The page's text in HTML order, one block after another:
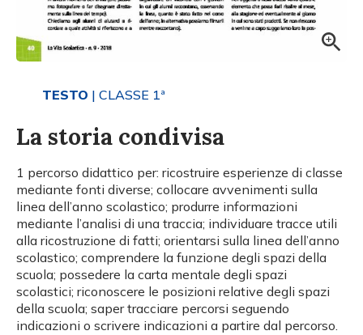
TESTO | CLASSE 1ª
La storia condivisa
1 percorso didattico per: ricostruire esperienze di classe
mediante fonti diverse; collocare avvenimenti sulla
linea dell’anno scolastico; produrre informazioni
mediante l’analisi di una traccia; individuare tracce utili
alla ricostruzione di fatti; orientarsi sulla linea dell’anno
scolastico; comprendere la funzione degli spazi della
scuola; possedere la carta mentale degli spazi
scolastici; riconoscere le posizioni relative degli spazi
della scuola; saper tracciare percorsi seguendo
indicazioni o scrivere indicazioni a partire dal percorso.